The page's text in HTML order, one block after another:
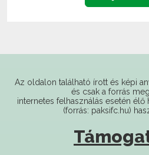
internetes felhasználás esetén élő
(forrás: paksifc.hu)